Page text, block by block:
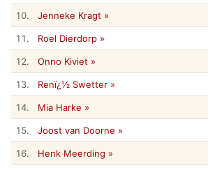
10. Jenneke Kragt »
11. Roel Dierdorp »
12. Onno Kiviet »
13. Renï¿½ Swetter »
14. Mia Harke »
15. Joost van Doorne »
16. Henk Meerding »